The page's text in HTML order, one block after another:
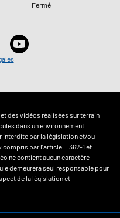
Fermé
des vidéos réalisées sur terrain
dans un environnement
interdite par la législation et/ou
compris par l'article L.362-1 et
ne contient aucun caractère
demeurera seul responsable pour
de la législation et